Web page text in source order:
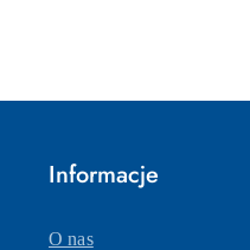
Informacje
O nas